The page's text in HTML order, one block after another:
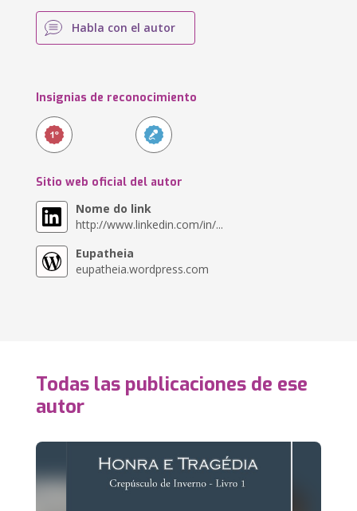
Habla con el autor
Insignias de reconocimiento
Sitio web oficial del autor
Nome do link
http://www.linkedin.com/in/...
Eupatheia
eupatheia.wordpress.com
Todas las publicaciones de ese
autor